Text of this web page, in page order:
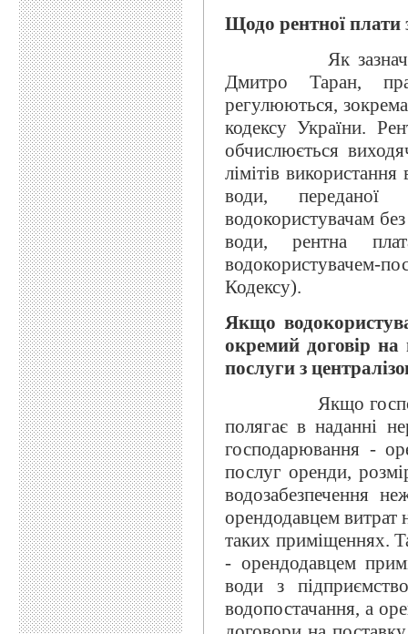
Щодо рентної плати
Як зазначив
Дмитро Таран,
регулюються,
кодексу України.
обчислюється
лімітів
води, переданої
водокористувачам
води, рентна
водокористувачем-
Кодексу).
Якщо
окремий договір на
послуги з
Якщо
полягає в наданні
господарювання -
послуг оренди,
водозабезпечення
орендодавцем
таких приміщеннях.
- орендодавцем
води з
водопостачання, а